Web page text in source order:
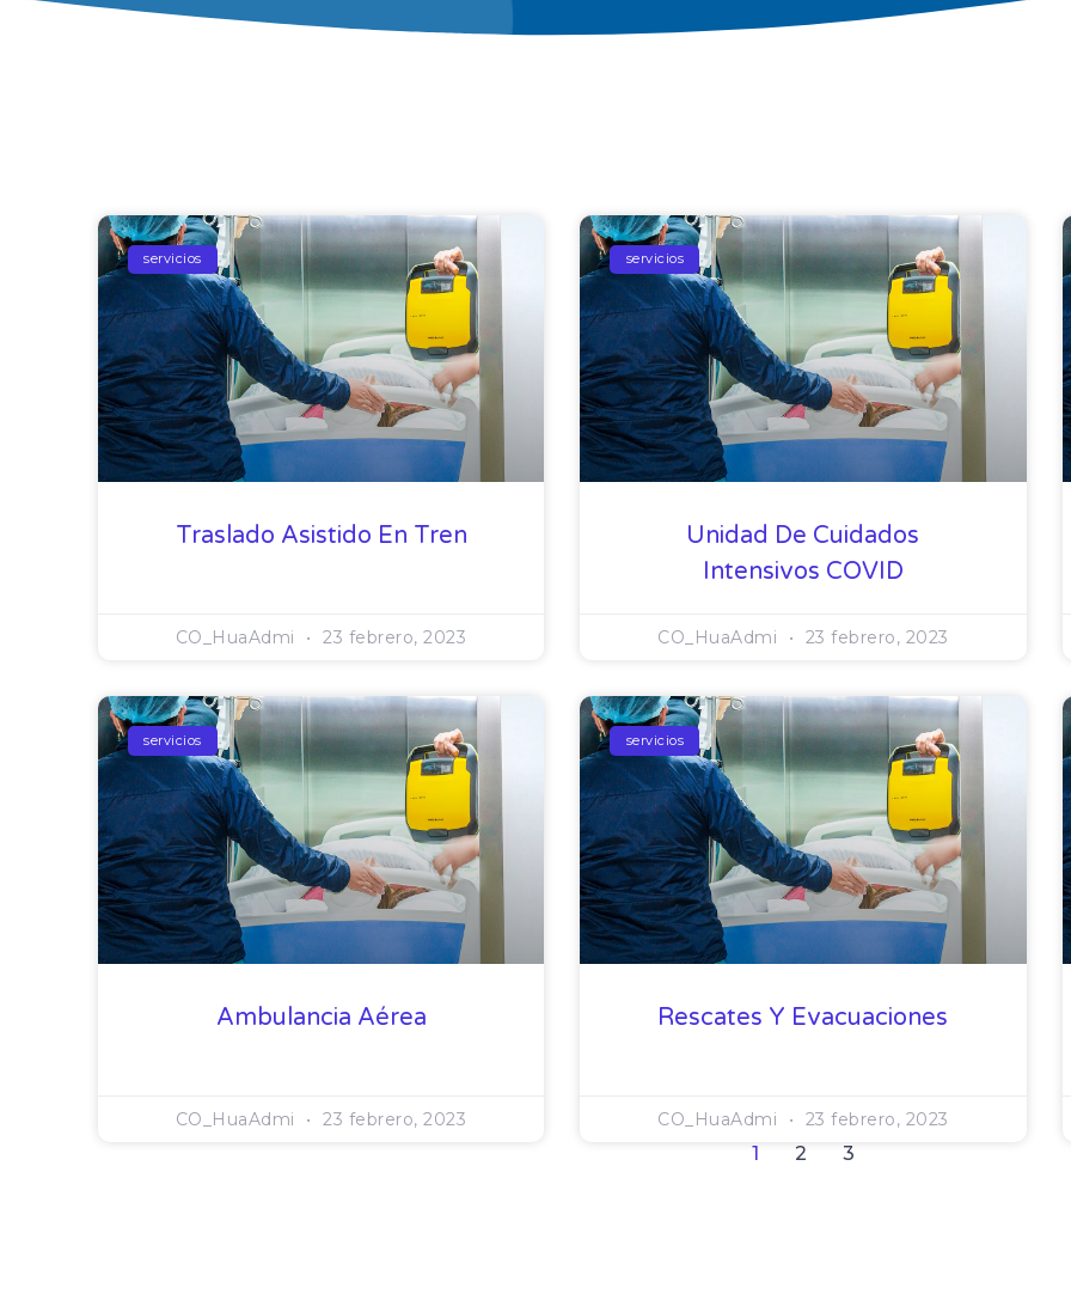
servicios
Traslado Asistido En Tren
CO_HuaAdmi 23 febrero, 2023
servicios
Unidad De Cuidados
Intensivos COVID
CO_HuaAdmi 23 febrero, 2023
servicios
Ambulancia Aérea
CO_HuaAdmi 23 febrero, 2023
servicios
Rescates Y Evacuaciones
CO_HuaAdmi 23 febrero, 2023
1 2 3